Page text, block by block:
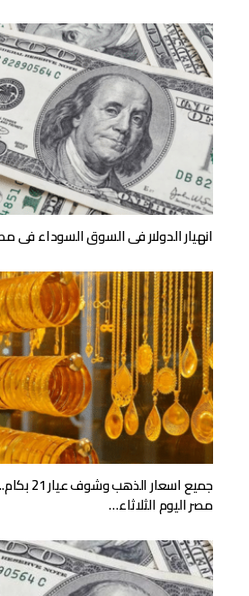
انهيار الدولار فى السوق السوداء فى
جميع
مصر اليوم الثلاثاء…